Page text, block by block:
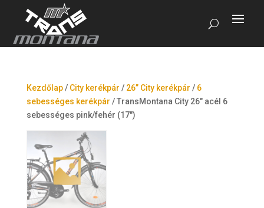
Kezdőlap/ City kerékpár / 26” City kerékpár / 6
sebességes kerékpár /TransMontana City 26″ acél 6
sebességes pink/fehér (17″)